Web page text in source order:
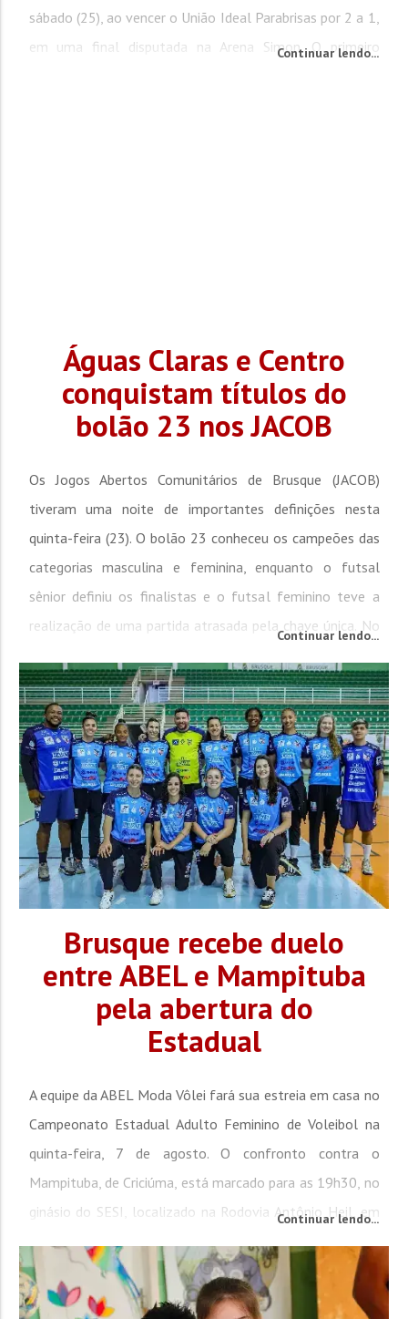
sábado (25), ao vencer o União Ideal Parabrisas por 2 a 1,
em uma final disputada na Arena Simon. O primeiro
Continuar lendo...
Águas Claras e Centro
conquistam títulos do
bolão 23 nos JACOB
Os Jogos Abertos Comunitários de Brusque (JACOB)
tiveram uma noite de importantes definições nesta
quinta-feira (23). O bolão 23 conheceu os campeões das
categorias masculina e feminina, enquanto o futsal
sênior definiu os finalistas e o futsal feminino teve a
realização de uma partida atrasada pela chave única. No
somar 1.958 pinos na classificação...
Continuar lendo...
Brusque recebe duelo
entre ABEL e Mampituba
pela abertura do
Estadual
A equipe da ABEL Moda Vôlei fará sua estreia em casa no
Campeonato Estadual Adulto Feminino de Voleibol na
quinta-feira, 7 de agosto. O confronto contra o
Mampituba, de Criciúma, está marcado para as 19h30, no
ginásio do SESI, localizado na Rodovia Antônio Heil, em
inicia sua caminhada no Estadual em busca de mais uma
campanha de destaque no voleibol catarinense.
Continuar lendo...